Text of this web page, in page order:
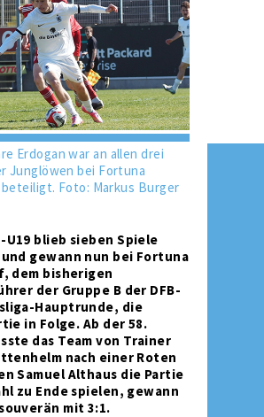
Erdogan war an allen drei
Junglöwen bei Fortuna
Foto: Markus Burger
U19 blieb sieben Spiele
gewann nun bei Fortuna
dem bisherigen
der Gruppe B der DFB-
Hauptrunde, die
in Folge. Ab der 58.
das Team von Trainer
nach einer Roten
Samuel Althaus die Partie
zu Ende spielen, gewann
mit 3:1.